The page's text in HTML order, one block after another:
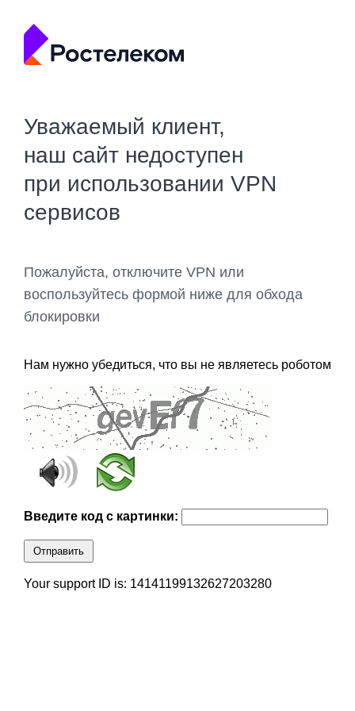
Уважаемый клиент,
наш сайт недоступен
при использовании VPN
сервисов
Пожалуйста, отключите VPN или
воспользуйтесь формой ниже для обхода
блокировки
Нам нужно убедиться, что вы не являетесь роботом
Введите код с картинки:
Отправить
Your support ID is: 14141199132627203280